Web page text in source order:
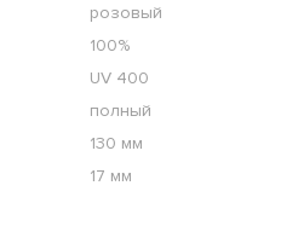
розовый
100%
UV 400
полный
130 мм
17 мм